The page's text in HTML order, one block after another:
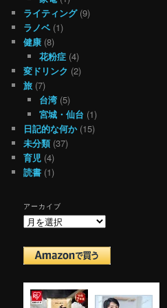
ライティング(9)
ラノベ (1)
健康 (8)
花粉症(4)
変ドリンク (2)
旅 (7)
台湾(5)
宮城・仙台 (1)
日記的な何か(15)
未分類(37)
育児 (4)
読書 (1)
アーカイブ
ア
カ
イ